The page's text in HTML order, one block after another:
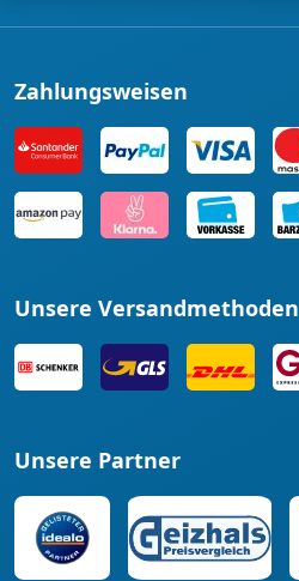
Zahlungsweisen
Unsere Versandmethoden
Unsere Partner